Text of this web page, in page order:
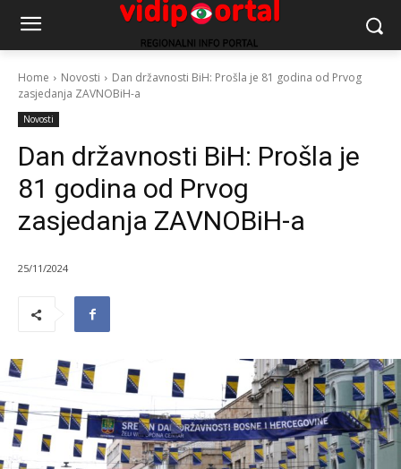
Home Novosti
Dan državnosti BiH: Prošla je 81 godina od Prvog
zasjedanja ZAVNOBiH-a
Novosti
Dan državnosti BiH: Prošla je
81 godina od Prvog
zasjedanja ZAVNOBiH-a
25/11/2024